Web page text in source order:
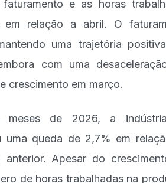
e as horas
em relação a abril. O
uma trajetória
com uma
crescimento em março.
meses de 2026, a
uma queda de 2,7% em
Apesar do
de horas trabalhadas na